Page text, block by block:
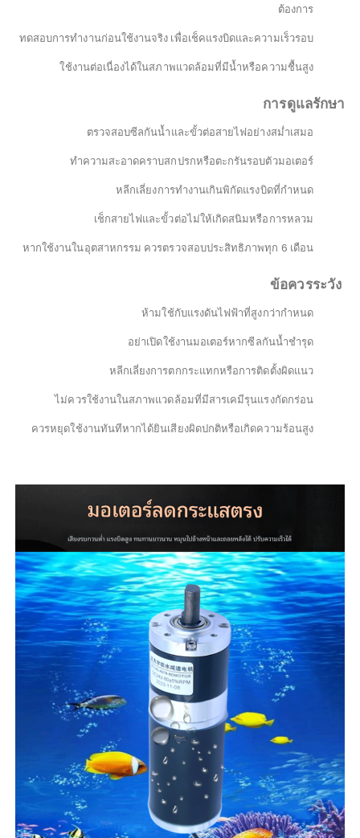
ต้องการ
ทดสอบการทำงานก่อนใช้งานจริง เพื่อเช็คแรงบิดและความเร็วรอบ
ใช้งานต่อเนื่องได้ในสภาพแวดล้อมที่มีน้ำหรือความชื้นสูง
การดูแลรักษา
ตรวจสอบซีลกันน้ำและขั้วต่อสายไฟอย่างสม่ำเสมอ
ทำความสะอาดคราบสกปรกหรือตะกรันรอบตัวมอเตอร์
หลีกเลี่ยงการทำงานเกินพิกัดแรงบิดที่กำหนด
เช็กสายไฟและขั้วต่อไม่ให้เกิดสนิมหรือการหลวม
หากใช้งานในอุตสาหกรรม ควรตรวจสอบประสิทธิภาพทุก 6 เดือน
ข้อควรระวัง
ห้ามใช้กับแรงดันไฟฟ้าที่สูงกว่ากำหนด
อย่าเปิดใช้งานมอเตอร์หากซีลกันน้ำชำรุด
หลีกเลี่ยงการตกกระแทกหรือการติดตั้งผิดแนว
ไม่ควรใช้งานในสภาพแวดล้อมที่มีสารเคมีรุนแรงกัดกร่อน
ควรหยุดใช้งานทันทีหากได้ยินเสียงผิดปกติหรือเกิดความร้อนสูง